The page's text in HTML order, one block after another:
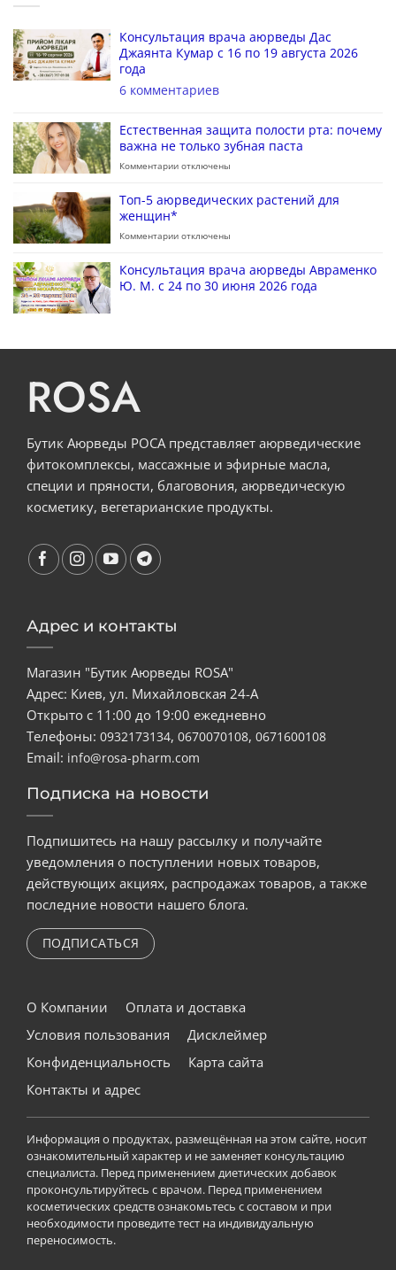
Консультация врача аюрведы Дас
Джаянта Кумар с 16 по 19 августа 2026
года
6 комментариев
Естественная защита полости рта: почему
важна не только зубная паста
Комментарии отключены
Топ-5 аюрведических растений для
женщин*
Комментарии отключены
Консультация врача аюрведы Авраменко
Ю. М. с 24 по 30 июня 2026 года
ROSA
Бутик Аюрведы РОСА представляет аюрведические
фитокомплексы, массажные и эфирные масла,
специи и пряности, благовония, аюрведическую
косметику, вегетарианские продукты.
Адрес и контакты
Магазин "Бутик Аюрведы ROSA"
Адрес: Киев, ул. Михайловская 24-А
Открыто с 11:00 до 19:00 ежедневно
Телефоны: 0932173134, 0670070108, 0671600108
Email: info@rosa-pharm.com
Подписка на новости
Подпишитесь на нашу рассылку и получайте
уведомления о поступлении новых товаров,
действующих акциях, распродажах товаров, а также
последние новости нашего блога.
ПОДПИСАТЬСЯ
О Компании
Оплата и доставка
Условия пользования
Дисклеймер
Конфиденциальность
Карта сайта
Контакты и адрес
Информация о продуктах, размещённая на этом сайте, носит
ознакомительный характер и не заменяет консультацию
специалиста. Перед применением диетических добавок
проконсультируйтесь с врачом. Перед применением
косметических средств ознакомьтесь с составом и при
необходимости проведите тест на индивидуальную
переносимость.